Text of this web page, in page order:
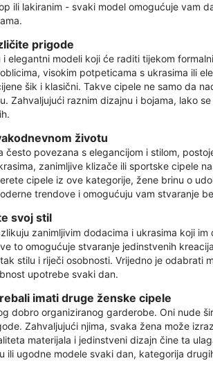
ili lakiranim - svaki model omogućuje vam
prigode
elegantni modeli koji će raditi tijekom
visokim potpeticama s ukrasima ili
šik i klasični. Takve cipele ne samo da
Zahvaljujući raznim dizajnu i bojama, lako
životu
povezana s elegancijom i stilom,
zanimljive klizače ili sportske cipele
cipele iz ove kategorije, žene brinu o
trendove i omogućuju vam stvaranje
svoj stil
zanimljivim dodacima i ukrasima koji
to omogućuje stvaranje jedinstvenih
stilu i riječi osobnosti. Vrijedno je odabrati
upotrebe svaki dan.
imati druge ženske cipele
dobro organiziranog garderobe. Oni nude
Zahvaljujući njima, svaka žena može
materijala i jedinstveni dizajn čine ta
ugodne modele svaki dan, kategorija